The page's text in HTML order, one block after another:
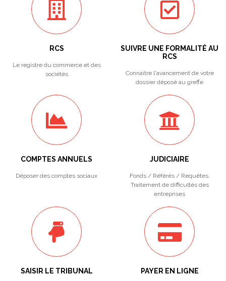
RCS
Le registre du commerce et des
sociétés
SUIVRE UNE FORMALITÉ AU
RCS
Connaitre l'avancement de votre
dossier déposé au greffe
COMPTES ANNUELS
Déposer des comptes sociaux
JUDICIAIRE
Fonds / Référés / Requêtes.
Traitement de difficultés des
entreprises
SAISIR LE TRIBUNAL PAYER EN LIGNE